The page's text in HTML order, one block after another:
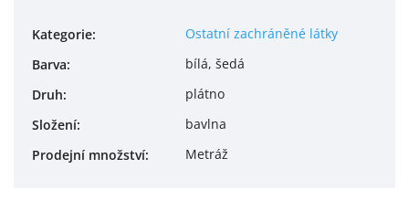
Kategorie:
Ostatní zachráněné látky
Barva:
bílá, šedá
Druh:
plátno
Složení:
bavlna
Prodejní množství: Metráž